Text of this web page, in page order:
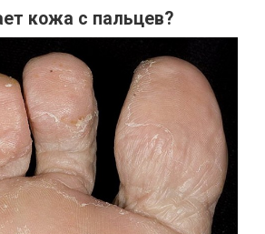
кожа с пальцев?